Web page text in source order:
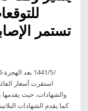
تستمر